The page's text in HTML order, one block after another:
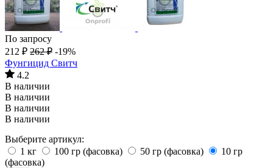
По запросу
212 ₽ 262 ₽ -19%
Фунгицид Свитч
4.2
В наличии
В наличии
В наличии
В наличии
Выберите артикул:
1 кг
100 гр (фасовка) 50 гр (фасовка)
10 гр
(фасовка)